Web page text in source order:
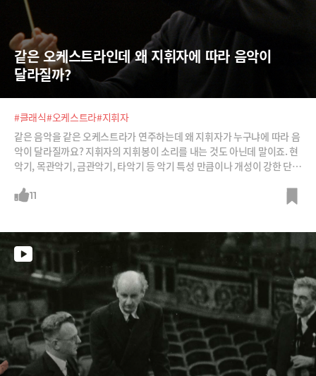
같은 오케스트라인데 왜 지휘자에 따라 음악이
달라질까?
#클래식#오케스트라#지휘자
같은 음악을 같은 오케스트라가 연주하는데 왜 지휘자가 누구냐에 따라 음
악이 달라질까요? 지휘자의 지휘봉이 소리를 내는 것도 아닌데 말이죠. 현
악기, 목관악기, 금관악기, 타악기 등 악기 특성 만큼이나 개성이 강한 단원
것입니다. 훌륭한 지휘자는 무엇이 다를까요?
11